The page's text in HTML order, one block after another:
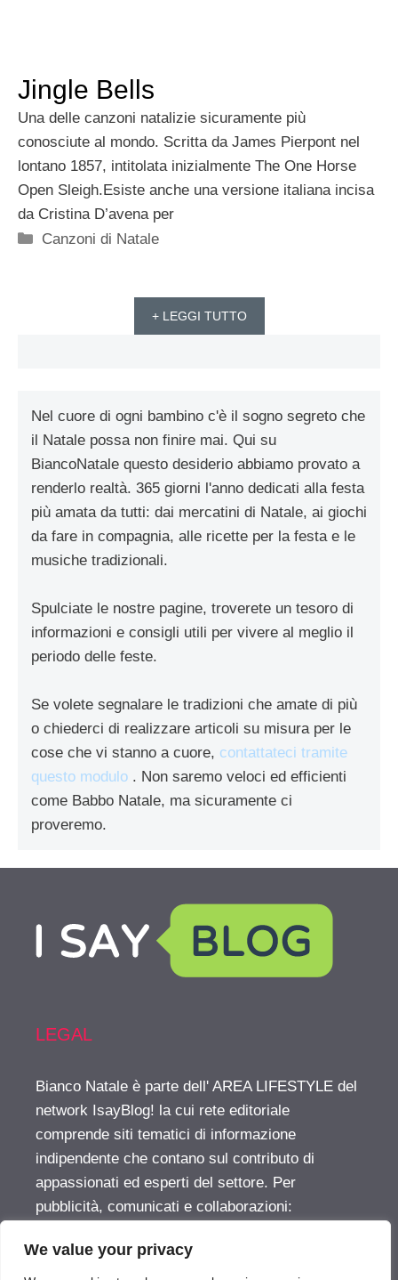
We value your privacy
Jingle Bells
Una delle canzoni natalizie sicuramente più
conosciute al mondo. Scritta da James Pierpont nel
lontano 1857, intitolata inizialmente The One Horse
Open Sleigh.Esiste anche una versione italiana incisa
da Cristina D’avena per
Categorie
Canzoni di Natale
+ LEGGI TUTTO
Nel cuore di ogni bambino c'è il sogno segreto che
il Natale possa non finire mai. Qui su
BiancoNatale questo desiderio abbiamo provato a
renderlo realtà. 365 giorni l'anno dedicati alla festa
più amata da tutti: dai mercatini di Natale, ai giochi
da fare in compagnia, alle ricette per la festa e le
musiche tradizionali.
Spulciate le nostre pagine, troverete un tesoro di
informazioni e consigli utili per vivere al meglio il
periodo delle feste.
Se volete segnalare le tradizioni che amate di più
o chiederci di realizzare articoli su misura per le
cose che vi stanno a cuore, contattateci tramite
questo modulo . Non saremo veloci ed efficienti
come Babbo Natale, ma sicuramente ci
proveremo.
LEGAL
Bianco Natale è parte dell' AREA LIFESTYLE del
network IsayBlog! la cui rete editoriale
comprende siti tematici di informazione
indipendente che contano sul contributo di
appassionati ed esperti del settore. Per
pubblicità, comunicati e collaborazioni:
LIFESTYLE AREA inside the IsayBlog! network